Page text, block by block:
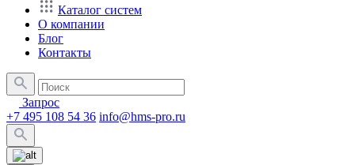
Каталог систем
О компании
Блог
Контакты
Запрос
+7 495 108 54 36 info@hms-pro.ru